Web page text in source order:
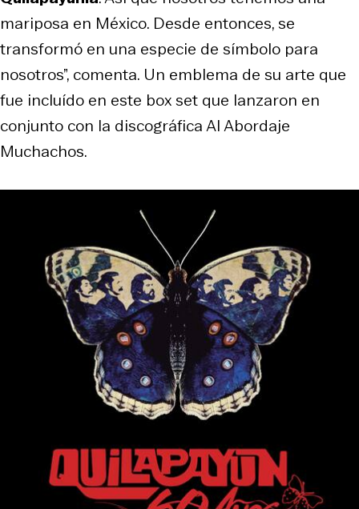
mariposa en México. Desde entonces, se
transformó en una especie de símbolo para
nosotros”, comenta. Un emblema de su arte que
fue incluído en este box set que lanzaron en
conjunto con la discográfica Al Abordaje
Muchachos.